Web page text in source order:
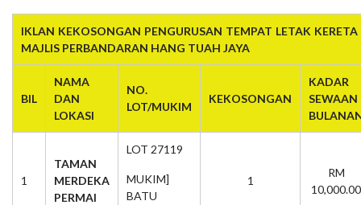
IKLAN KEKOSONGAN PENGURUSAN TEMPAT LETAK
MAJLIS PERBANDARAN HANG TUAH JAYA
BIL
NAMA
DAN
LOKASI
NO.
LOT/MUKIM
KEKOSONGAN
KADAR
SEWAAN
1
TAMAN
MERDEKA
PERMAI
LOT 27119
MUKIM]
BATU
1
RM
10,000.00